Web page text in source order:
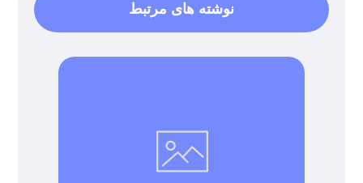
نوشته های مرتبط